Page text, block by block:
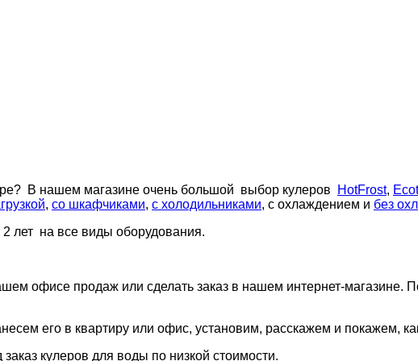
В нашем магазине очень большой выбор кулеров HotFrost,
, со шкафчиками, с холодильниками, с охлаждением и без
2 лет на все виды оборудования.
офисе продаж или сделать заказ в нашем интернет-
его в квартиру или офис, установим, расскажем и покажем,
кулеров для воды по низкой стоимости.